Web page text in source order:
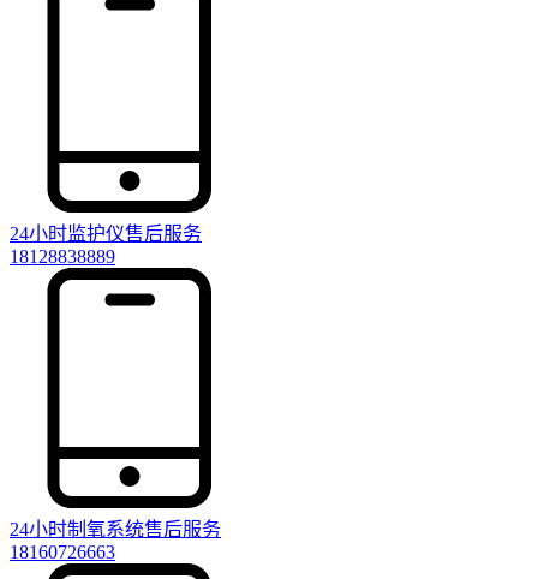
24小时监护仪售后服务
18128838889
24小时制氧系统售后服务
18160726663